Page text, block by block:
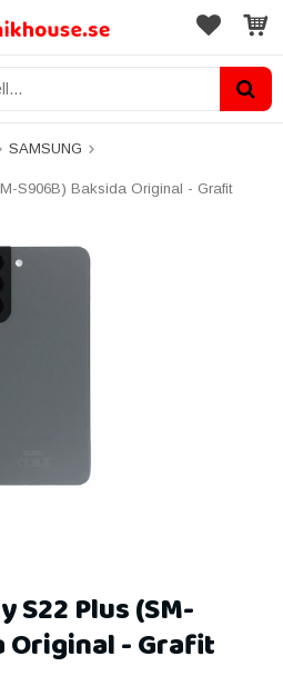
SAMSUNG
S906B) Baksida Original - Grafit
S22 Plus (SM-
Original - Grafit